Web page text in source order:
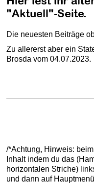
"Aktuell"-Seite.
Die neuesten Beiträge
Zu allererst aber ein
Brosda vom 04.07.2023.
/*Achtung, Hinweis:
Inhalt indem du das
horizontalen Striche)
und dann auf